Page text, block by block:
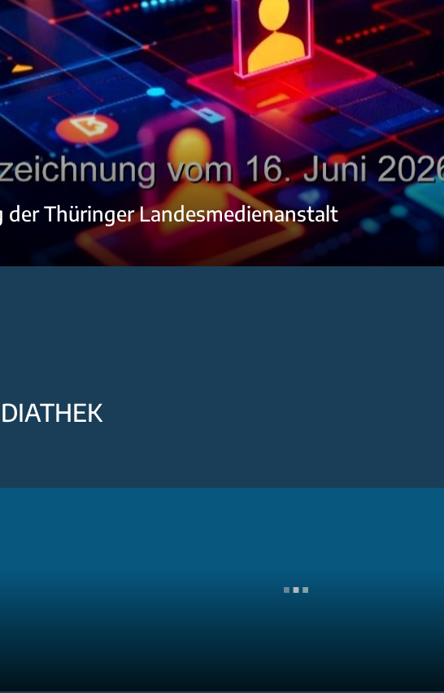
der Thüringer Landesmedienanstalt